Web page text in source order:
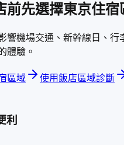
前先選擇東京住宿
響機場交通、新幹線日、行
體驗。
區域 使用飯店區域診斷
利